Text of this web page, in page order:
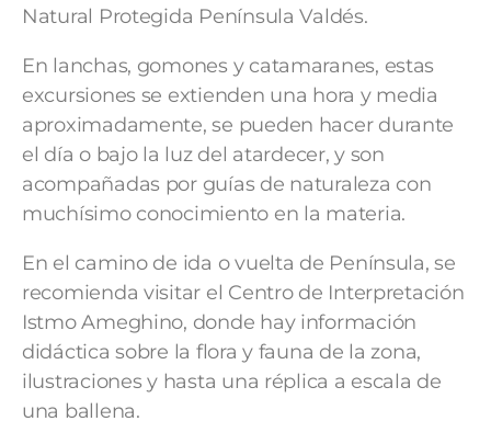
Natural Protegida Península Valdés.
En lanchas, gomones y catamaranes, estas
excursiones se extienden una hora y media
aproximadamente, se pueden hacer durante
el día o bajo la luz del atardecer, y son
acompañadas por guías de naturaleza con
muchísimo conocimiento en la materia.
En el camino de ida o vuelta de Península, se
recomienda visitar el Centro de Interpretación
Istmo Ameghino, donde hay información
didáctica sobre la flora y fauna de la zona,
ilustraciones y hasta una réplica a escala de
una ballena.